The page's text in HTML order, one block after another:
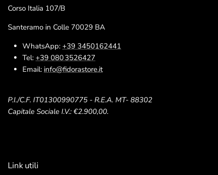
Corso Italia 107/B
Santeramo in Colle 70029 BA
WhatsApp: +39 3450162441
Tel: +39 080 3526427
Email: info@fidorastore.it
P.I./C.F. IT01300990775 - R.E.A. MT- 88302
Capitale Sociale I.V.: €2.900,00.
Link utili